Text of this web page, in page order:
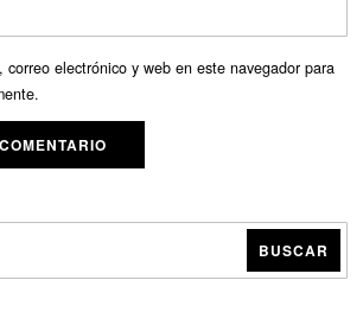
correo electrónico y web en este navegador para
BUSCAR